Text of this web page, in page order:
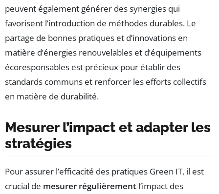
peuvent également générer des synergies qui
favorisent l’introduction de méthodes durables. Le
partage de bonnes pratiques et d’innovations en
matière d’énergies renouvelables et d’équipements
écoresponsables est précieux pour établir des
standards communs et renforcer les efforts collectifs
en matière de durabilité.
Mesurer l’impact et adapter les
stratégies
Pour assurer l’efficacité des pratiques Green IT, il est
crucial de mesurer régulièrement l’impact des